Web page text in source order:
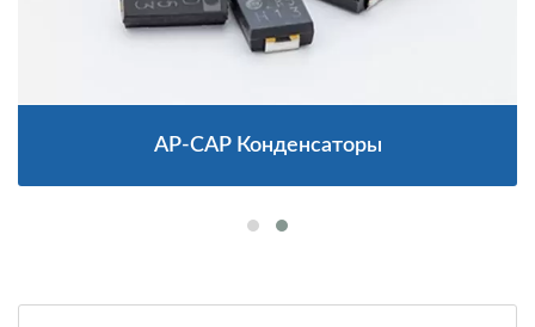
AP-CAP Конденсаторы